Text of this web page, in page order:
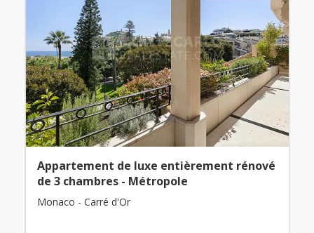
Appartement de luxe entièrement rénové
de 3 chambres - Métropole
Monaco - Carré d'Or